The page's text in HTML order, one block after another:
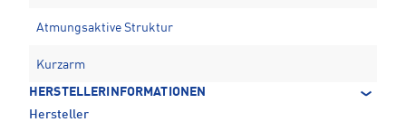
Atmungsaktive Struktur
Kurzarm
HERSTELLERINFORMATIONEN
Hersteller